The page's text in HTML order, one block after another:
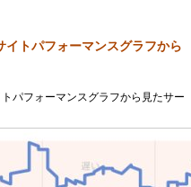
トパフォーマンスグラフから
パフォーマンスグラフから見たサー